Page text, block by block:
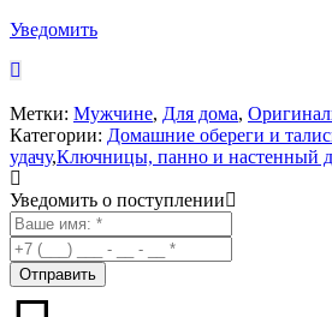
Уведомить
Метки: Мужчине, Для дома,
Категории: Домашние обереги и
удачу,Ключницы, панно и настенный
Уведомить о поступлении